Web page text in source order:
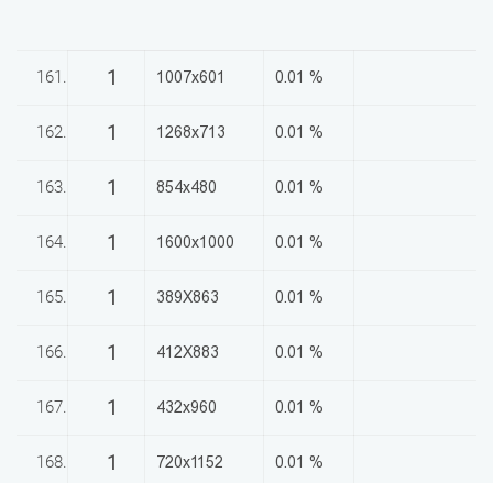
161. 1 1007x601 0.01 %
162. 1 1268x713 0.01 %
163. 1 854x480 0.01 %
164. 1 1600x1000 0.01 %
165. 1 389X863 0.01 %
166. 1 412X883 0.01 %
167. 1 432x960 0.01 %
168. 1 720x1152 0.01 %